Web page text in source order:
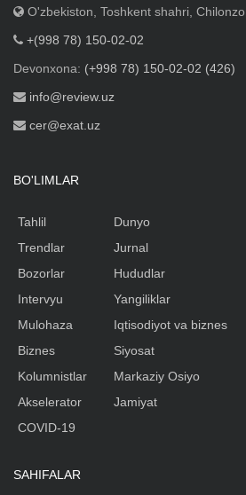
O'zbekiston, Toshkent shahri,
+(998 78) 150-02-02
Devonxona: (+998 78) 150-02-02 (426)
info@review.uz
cer@exat.uz
BO'LIMLAR
Tahlil
Trendlar
Bozorlar
Intervyu
Mulohaza
Biznes
Kolumnistlar
Akselerator
Dunyo
Jurnal
Hududlar
Yangiliklar
Iqtisodiyot va biznes
Siyosat
Markaziy Osiyo
Jamiyat
COVID-19
SAHIFALAR